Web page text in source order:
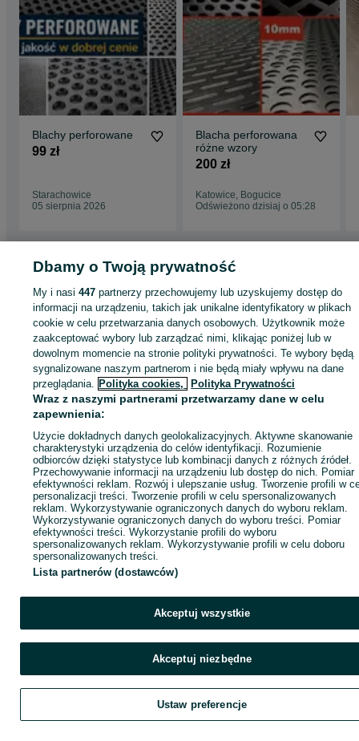
Blachy perforowane
99 zł
Starachowice
05 sierpnia 2026
Blacha perforowana
różne wzory
200 zł
Katowice, Bogucice
Odświeżono dzisiaj o 05:28
- Opole
KATEGORIA
748207392 Wyświetlenia:
Zadzwoń / SMS
Dbamy o Twoją prywatność
My i nasi447 partnerzy przechowujemy lub uzyskujemy dostęp do
informacji na urządzeniu, takich jak unikalne identyfikatory w plikach
cookie w celu przetwarzania danych osobowych. Użytkownik może
zaakceptować wybory lub zarządzać nimi, klikając poniżej lub w
dowolnym momencie na stronie polityki prywatności. Te wybory będą
sygnalizowane naszym partnerom i nie będą miały wpływu na dane
przeglądania. Polityka cookies, Polityka Prywatności
Wraz z naszymi partnerami przetwarzamy dane w celu
zapewnienia:
Użycie dokładnych danych geolokalizacyjnych. Aktywne skanowanie
charakterystyki urządzenia do celów identyfikacji. Rozumienie
odbiorców dzięki statystyce lub kombinacji danych z różnych źródeł.
Przechowywanie informacji na urządzeniu lub dostęp do nich. Pomiar
efektywności reklam. Rozwój i ulepszanie usług. Tworzenie profili w
personalizacji treści. Tworzenie profili w celu spersonalizowanych
reklam. Wykorzystywanie ograniczonych danych do wyboru reklam.
Wykorzystywanie ograniczonych danych do wyboru treści. Pomiar
efektywności treści. Wykorzystanie profili do wyboru
spersonalizowanych reklam. Wykorzystywanie profili w celu doboru
spersonalizowanych treści.
Lista partnerów (dostawców)
Akceptuj wszystkie
Akceptuj niezbędne
Ustaw preferencje